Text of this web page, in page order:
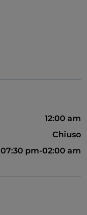
12:00 am
Chiuso
07:30 pm-02:00 am